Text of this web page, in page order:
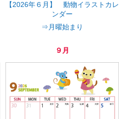
【2026年６月】 動物イラストカレ
ンダー
⇒月曜始まり
９月